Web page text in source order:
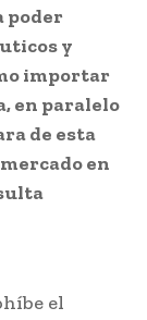
poder
y
importar
en paralelo
de esta
en
el